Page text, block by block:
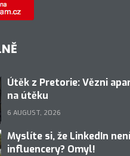
Útěk z Pretorie: Vězni
na útěku
6 AUGUST, 2026
Myslíte si, že LinkedIn
influencery? Omyl!